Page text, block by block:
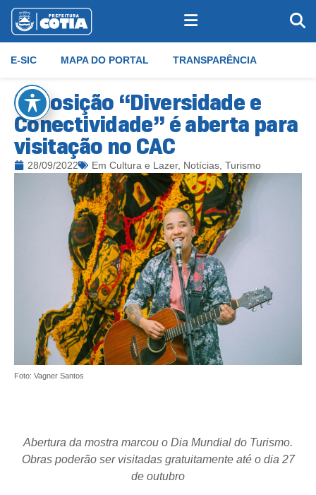
E-SIC MAPA DO PORTAL TRANSPARÊNCIA
Exposição “Diversidade e
Conectividade” é aberta para
visitação no CAC
28/09/2022 Em Cultura e Lazer, Notícias Turismo
Foto: Vagner Santos
Abertura da mostra marcou o Dia Mundial do Turismo.
Obras poderão ser visitadas gratuitamente até o dia 27
de outubro